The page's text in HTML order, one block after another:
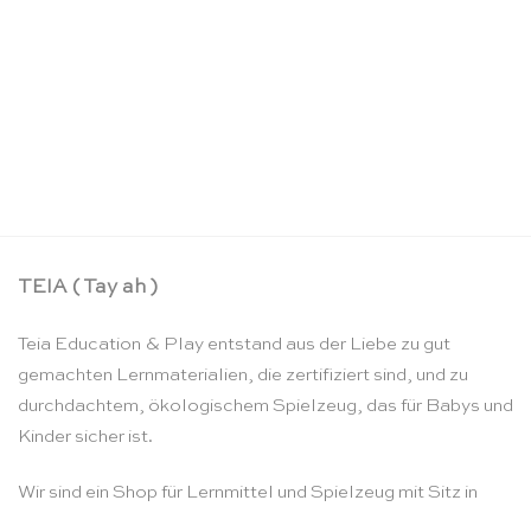
TEIA ( Tay ah )
Teia Education & Play entstand aus der Liebe zu gut
gemachten Lernmaterialien, die zertifiziert sind, und zu
durchdachtem, ökologischem Spielzeug, das für Babys und
Kinder sicher ist.
Wir sind ein Shop für Lernmittel und Spielzeug mit Sitz in